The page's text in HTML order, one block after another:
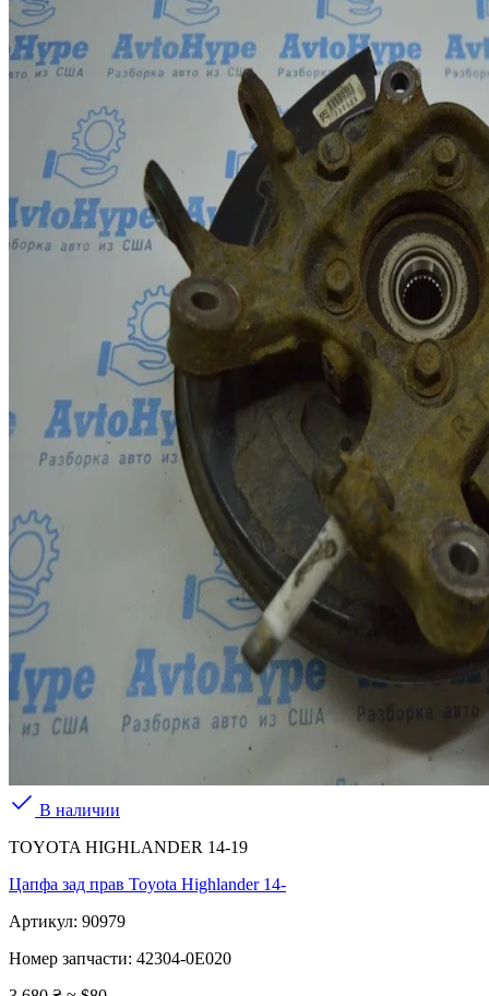
В наличии
TOYOTA HIGHLANDER 14-19
Цапфа зад прав Toyota Highlander 14-
Артикул: 90979
Номер запчасти: 42304-0E020